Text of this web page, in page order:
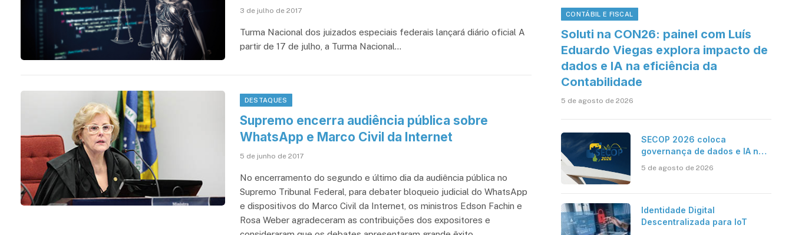
3 de julho de 2017
Turma Nacional dos juizados especiais federais lançará diário oficial A
partir de 17 de julho, a Turma Nacional…
DESTAQUES
Supremo encerra audiência pública sobre
WhatsApp e Marco Civil da Internet
5 de junho de 2017
No encerramento do segundo e último dia da audiência pública no
Supremo Tribunal Federal, para debater bloqueio judicial do WhatsApp
e dispositivos do Marco Civil da Internet, os ministros Edson Fachin e
Rosa Weber agradeceram as contribuições dos expositores e
CONTÁBIL E FISCAL
Soluti na CON26: painel com Luís
Eduardo Viegas explora impacto de
dados e IA na eficiência da
Contabilidade
5 de agosto de 2026
SECOP 2026 coloca
governança de dados e IA no
5 de agosto de 2026
Identidade Digital
Descentralizada para IoT